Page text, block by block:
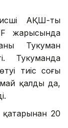
АҚШ-тың
жарысында
Тукуман
Тукуманда
тиіс соңғы
қалды да,
20